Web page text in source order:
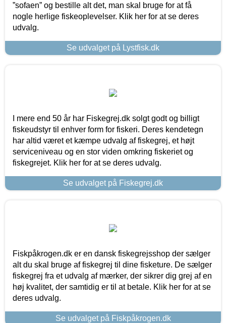
”sofaen” og bestille alt det, man skal bruge for at få
nogle herlige fiskeoplevelser. Klik her for at se deres
udvalg.
Se udvalget på Lystfisk.dk
I mere end 50 år har Fiskegrej.dk solgt godt og billigt
fiskeudstyr til enhver form for fiskeri. Deres kendetegn
har altid været et kæmpe udvalg af fiskegrej, et højt
serviceniveau og en stor viden omkring fiskeriet og
fiskegrejet. Klik her for at se deres udvalg.
Se udvalget på Fiskegrej.dk
Fiskpåkrogen.dk er en dansk fiskegrejsshop der sælger
alt du skal bruge af fiskegrej til dine fisketure. De sælger
fiskegrej fra et udvalg af mærker, der sikrer dig grej af en
høj kvalitet, der samtidig er til at betale. Klik her for at se
deres udvalg.
Se udvalget på Fiskpåkrogen.dk